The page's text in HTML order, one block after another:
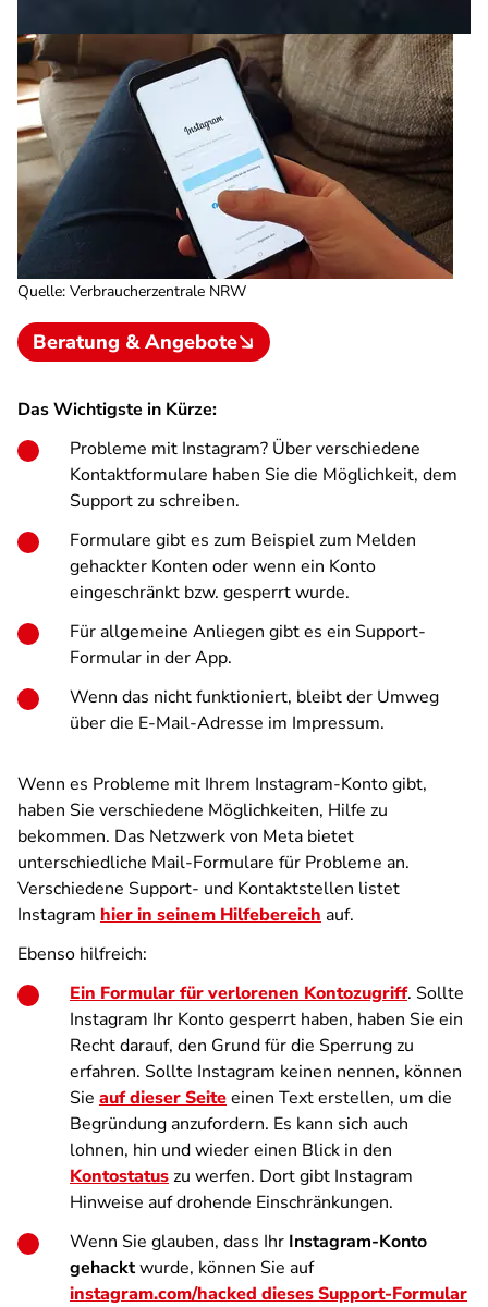
Quelle: Verbraucherzentrale NRW
Beratung & Angebote
Das Wichtigste in Kürze:
Probleme mit Instagram? Über verschiedene
Kontaktformulare haben Sie die Möglichkeit, dem
Support zu schreiben.
Formulare gibt es zum Beispiel zum Melden
gehackter Konten oder wenn ein Konto
eingeschränkt bzw. gesperrt wurde.
Für allgemeine Anliegen gibt es ein Support-
Formular in der App.
Wenn das nicht funktioniert, bleibt der Umweg
über die E-Mail-Adresse im Impressum.
Wenn es Probleme mit Ihrem Instagram-Konto gibt,
haben Sie verschiedene Möglichkeiten, Hilfe zu
bekommen. Das Netzwerk von Meta bietet
unterschiedliche Mail-Formulare für Probleme an.
Verschiedene Support- und Kontaktstellen listet
Instagram hier in seinem Hilfebereich auf.
Ebenso hilfreich:
Ein Formular für verlorenen Kontozugriff. Sollte
Instagram Ihr Konto gesperrt haben, haben Sie ein
Recht darauf, den Grund für die Sperrung zu
erfahren. Sollte Instagram keinen nennen, können
Sie auf dieser Seiteeinen Text erstellen, um die
Begründung anzufordern. Es kann sich auch
lohnen, hin und wieder einen Blick in den
Kontostatuszu werfen. Dort gibt Instagram
Hinweise auf drohende Einschränkungen.
Wenn Sie glauben, dass Ihr Instagram-Konto
gehacktwurde, können Sie auf
instagram.com/hacked dieses Support-Formular